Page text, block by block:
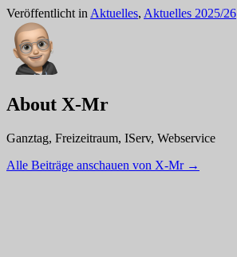
Veröffentlicht in Aktuelles, Aktuelles 2025/26
About X-Mr
Ganztag, Freizeitraum, IServ, Webservice
Alle Beiträge anschauen von X-Mr →